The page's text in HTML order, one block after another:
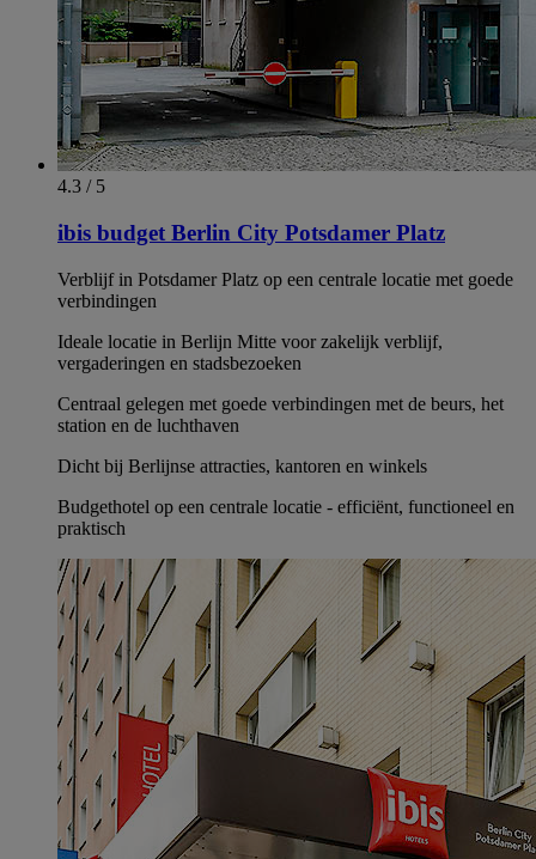
4.3 / 5
ibis budget Berlin City Potsdamer Platz
Verblijf in Potsdamer Platz op een centrale locatie met goede
verbindingen
Ideale locatie in Berlijn Mitte voor zakelijk verblijf,
vergaderingen en stadsbezoeken
Centraal gelegen met goede verbindingen met de beurs, het
station en de luchthaven
Dicht bij Berlijnse attracties, kantoren en winkels
Budgethotel op een centrale locatie - efficiënt, functioneel en
praktisch